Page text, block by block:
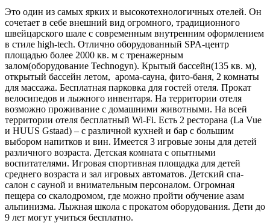
Это один из самых ярких и высокотехнологичных отелей. Он
сочетает в себе внешний вид огромного, традиционного
швейцарского шале с современным внутренним оформлением
в стиле high-tech. Отлично оборудованный SPA-центр
площадью более 2000 кв. м с тренажерным
залом(оборудование Technogyn). Крытый бассейн(135 кв. м),
открытый бассейн летом, арома-сауна, фито-баня, 2 комнаты
для массажа. Бесплатная парковка для гостей отеля. Прокат
велосипедов и лыжного инвентаря. На территории отеля
возможно проживание с домашними животными. На всей
территории отеля бесплатный Wi-Fi. Есть 2 ресторана (La Vue
и HUUS Gstaad) – с различной кухней и бар с большим
выбором напитков и вин. Имеется 3 игровые зоны для детей
различного возраста. Детская комната с опытными
воспитателями. Игровая спортивная площадка для детей
среднего возраста и зал игровых автоматов. Детский спа-
салон с сауной и внимательным персоналом. Огромная
пещера со скалодромом, где можно пройти обучение азам
альпинизма. Лыжная школа с прокатом оборудования. Дети до
9 лет могут учиться бесплатно.